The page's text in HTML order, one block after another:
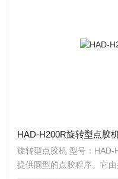
HAD-H200R旋转型点胶
旋转型点胶机 型号：
提供圆型的点胶程序。它